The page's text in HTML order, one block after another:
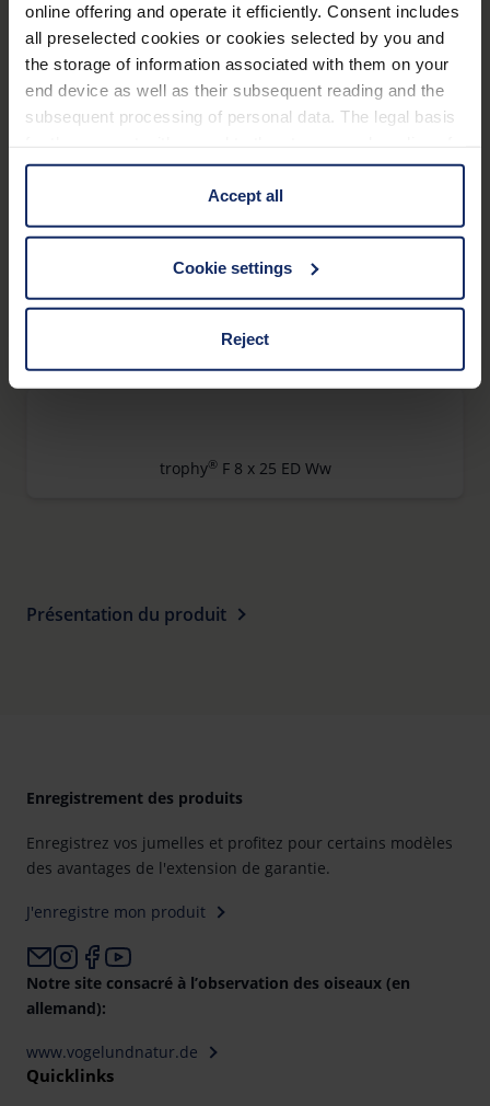
online offering and operate it efficiently. Consent includes
all preselected cookies or cookies selected by you and
the storage of information associated with them on your
end device as well as their subsequent reading and the
subsequent processing of personal data. The legal basis
information is Art. 25 para. 1 TDDDG and with regard to
the processing of personal data Art. 6 para. 1 lit. a
GDPR. We also use cookies from third-party providers.
cases, the consent in these cases the transfer of data to
third countries, in particular to the U.S.A.
time and deselect cookies at any time (in the Privacy
Policy and in the footer of our website).
Accept all
Cookie settings
Reject
trophy P 8 x 42
trophy P 8 x 56
F 10 x 25 ED Ww
trophy®F 8 x 25 ED Ww
Présentation du produit
Enregistrement des produits
Enregistrez vos jumelles et profitez pour certains modèles
des avantages de l'extension de garantie.
J'enregistre mon produit
Notre site consacré à l’observation des oiseaux (en
allemand):
www.vogelundnatur.de
Quicklinks